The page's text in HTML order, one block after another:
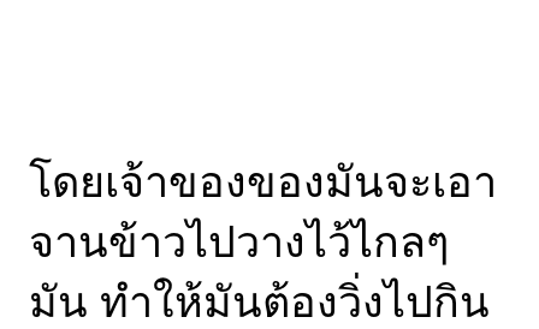
โดยเจ้าของของมันจะเอา
จานข้าวไปวางไว้ไกลๆ
มัน ทำให้มันต้องวิ่งไปกิน